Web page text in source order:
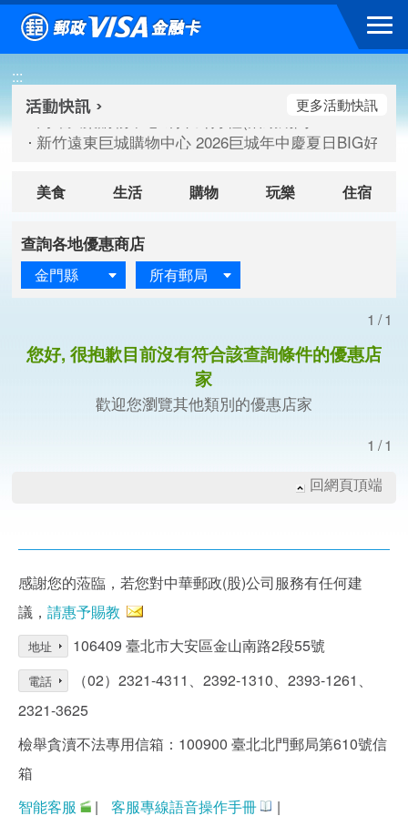
跳到主要內容區塊
:::
高雄大樂購物中心 刷卡郵好禮(活動期間：115/08/07-
臺北三創生活 有點東西第2波 刷卡郵好禮(活動期間：
高雄大樂購物中心 刷卡郵好禮(活動期間：115/08/07-
新竹遠東巨城購物中心 2026巨城年中慶夏日BIG好刷(
更多活動快訊
美食 生活 購物 玩樂 住宿
查詢各地優惠商店
金門縣 所有郵局
1/1
您好, 很抱歉目前沒有符合該查詢條件的優惠店
家
歡迎您瀏覽其他類別的優惠店家
1/1
回網頁頂端
感謝您的蒞臨，若您對中華郵政(股)公司服務有任何建
議， 請惠予賜教
地址 106409 臺北市大安區金山南路2段55號
電話
（02）2321-4311、2392-1310、2393-1261、
2321-3625
檢舉貪瀆不法專用信箱：100900 臺北北門郵局第610號信
箱
智能客服
| 客服專線語音操作手冊 |